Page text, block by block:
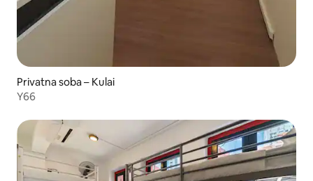
Privatna soba – Kulai
Y66